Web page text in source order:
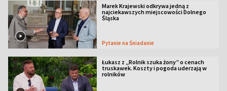
Marek Krajewski odkrywa jedną z
najciekawszych miejscowości Dolnego
Śląska
Pytanie na Śniadanie
Łukasz z „Rolnik szuka żony” o cenach
truskawek. Koszty i pogoda uderzają w
rolników